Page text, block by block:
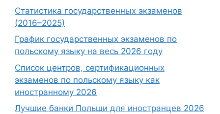
Статистика государственных экзаменов
(2016–2025)
График государственных экзаменов по
польскому языку на весь 2026 году
Список центров, сертификационных
экзаменов по польскому языку как
иностранному 2026
Лучшие банки Польши для иностранцев 2026